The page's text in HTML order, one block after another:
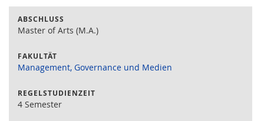
ABSCHLUSS
Master of Arts (M.A.)
FAKULTÄT
Management, Governance und Medien
REGELSTUDIENZEIT
4 Semester